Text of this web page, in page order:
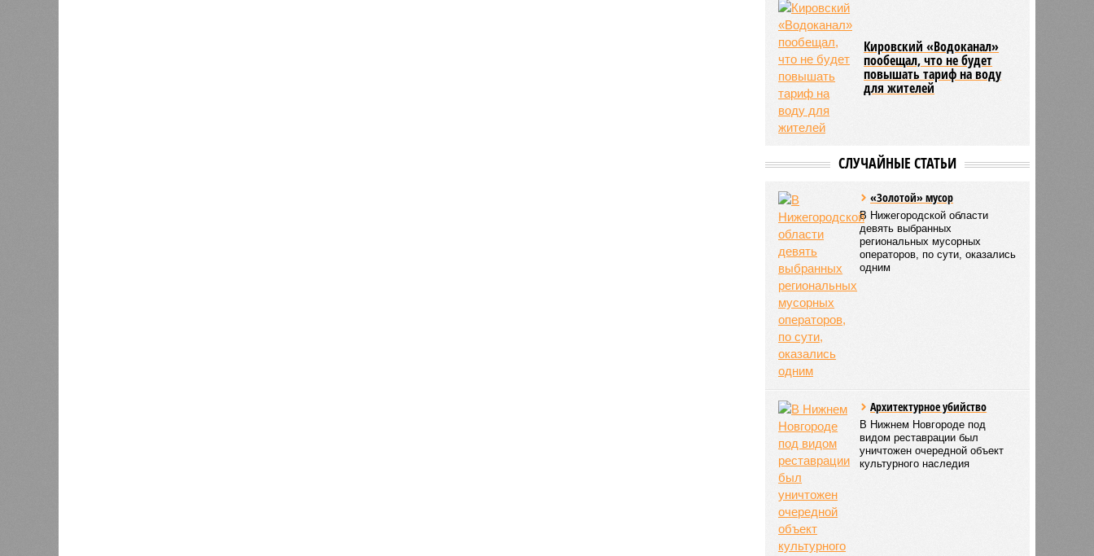
Кировский «Водоканал»
пообещал, что не будет
повышать тариф на воду
для жителей
СЛУЧАЙНЫЕ СТАТЬИ
«Золотой» мусор
В Нижегородской области
девять выбранных
региональных мусорных
операторов, по сути, оказались
одним
Архитектурное убийство
В Нижнем Новгороде под
видом реставрации был
уничтожен очередной объект
культурного наследия